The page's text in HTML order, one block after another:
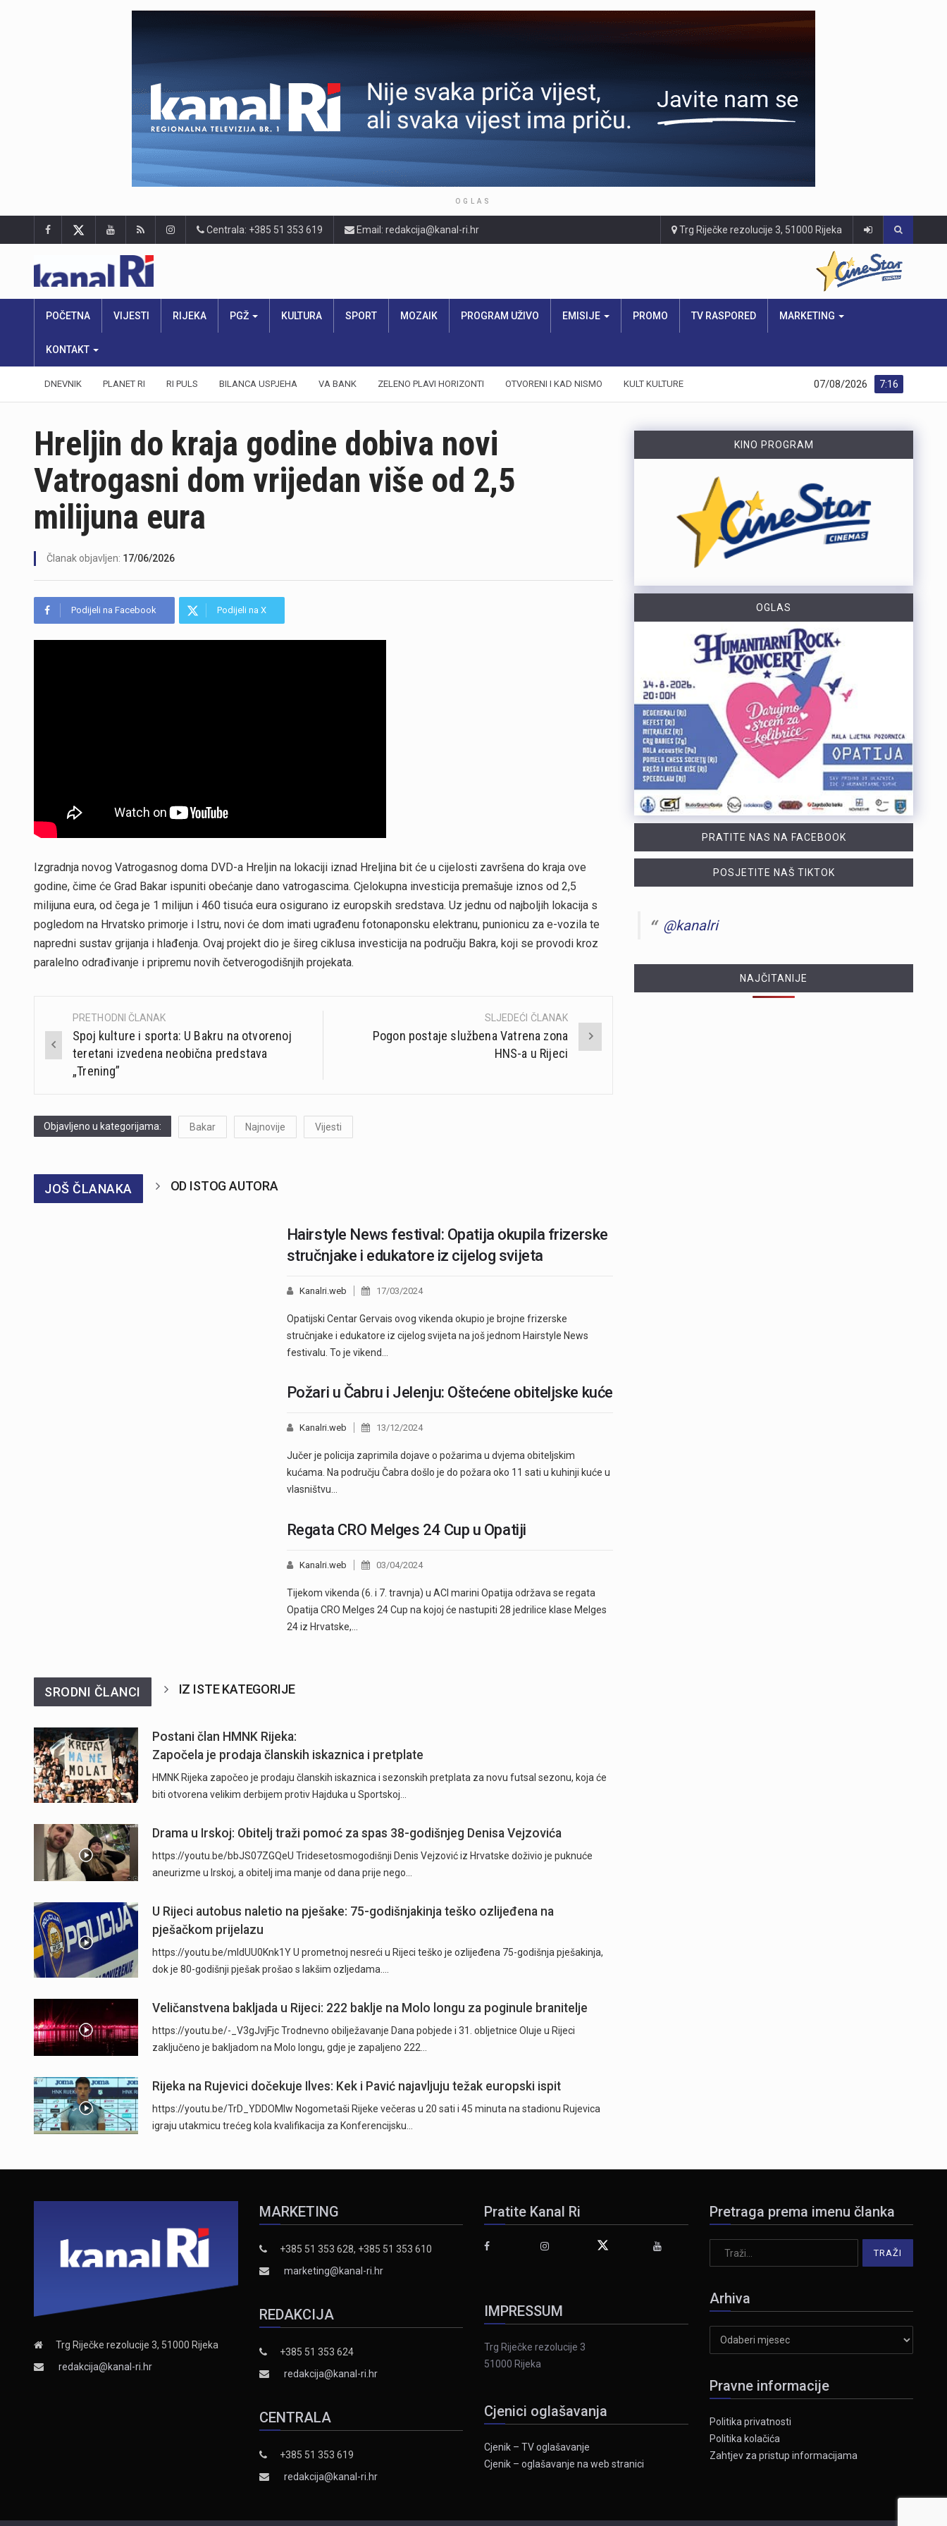
OGLAS
Centrala: +385 51 353 619 Email: redakcija@kanal-ri.hr Trg Riječke rezolucije 3, 51000 Rijeka
POČETNA VIJESTI RIJEKA PGŽ KULTURA SPORT MOZAIK PROGRAM UŽIVO EMISIJE PROMO TV RASPORED MARKETING
KONTAKT
DNEVNIK PLANET RI RI PULS BILANCA USPJEHA VA BANK ZELENO PLAVI HORIZONTI OTVORENI I KAD NISMO KULT KULTURE 7:16
07/08/2026
Hreljin do kraja godine dobiva novi
Vatrogasni dom vrijedan više od 2,5
milijuna eura
Članak objavljen: 17/06/2026
Podijeli na Facebook Podijeli na X
Izgradnja novog Vatrogasnog doma DVD-a Hreljin na lokaciji iznad Hreljina bit će u cijelosti završena do kraja ove
godine, čime će Grad Bakar ispuniti obećanje dano vatrogascima. Cjelokupna investicija premašuje iznos od 2,5
milijuna eura, od čega je 1 milijun i 460 tisuća eura osigurano iz europskih sredstava. Uz jednu od najboljih lokacija s
pogledom na Hrvatsko primorje i Istru, novi će dom imati ugrađenu fotonaponsku elektranu, punionicu za e-vozila te
napredni sustav grijanja i hlađenja. Ovaj projekt dio je šireg ciklusa investicija na području Bakra, koji se provodi kroz
paralelno odrađivanje i pripremu novih četverogodišnjih projekata.
Post
navigation
PRETHODNI ČLANAK
Spoj kulture i sporta: U Bakru na otvorenoj
teretani izvedena neobična predstava
„Trening”
SLJEDEĆI ČLANAK
Pogon postaje službena Vatrena zona
HNS-a u Rijeci
Objavljeno u kategorijama: Bakar Najnovije Vijesti
JOŠ ČLANAKA OD ISTOG AUTORA
Hairstyle News festival: Opatija okupila frizerske
stručnjake i edukatore iz cijelog svijeta
Kanalri.web 17/03/2024
Opatijski Centar Gervais ovog vikenda okupio je brojne frizerske
stručnjake i edukatore iz cijelog svijeta na još jednom Hairstyle News
festivalu. To je vikend…
Požari u Čabru i Jelenju: Oštećene obiteljske kuće
Kanalri.web 13/12/2024
Jučer je policija zaprimila dojave o požarima u dvjema obiteljskim
kućama. Na području Čabra došlo je do požara oko 11 sati u kuhinji kuće u
vlasništvu…
Regata CRO Melges 24 Cup u Opatiji
Kanalri.web 03/04/2024
Tijekom vikenda (6. i 7. travnja) u ACI marini Opatija održava se regata
Opatija CRO Melges 24 Cup na kojoj će nastupiti 28 jedrilice klase Melges
24 iz Hrvatske,…
SRODNI ČLANCI IZ ISTE KATEGORIJE
Započela je prodaja
članskih iskaznica i
pretplate" />
Postani član HMNK Rijeka:
Započela je prodaja članskih iskaznica i pretplate
HMNK Rijeka započeo je prodaju članskih iskaznica i sezonskih pretplata za novu futsal sezonu, koja će
biti otvorena velikim derbijem protiv Hajduka u Sportskoj…
Drama u Irskoj: Obitelj traži pomoć za spas 38-godišnjeg Denisa Vejzovića
https://youtu.be/bbJS07ZGQeU Tridesetosmogodišnji Denis Vejzović iz Hrvatske doživio je puknuće
aneurizme u Irskoj, a obitelj ima manje od dana prije nego…
U Rijeci autobus naletio na pješake: 75-godišnjakinja teško ozlijeđena na
pješačkom prijelazu
https://youtu.be/mldUU0Knk1Y U prometnoj nesreći u Rijeci teško je ozlijeđena 75-godišnja pješakinja,
dok je 80-godišnji pješak prošao s lakšim ozljedama.…
Veličanstvena bakljada u Rijeci: 222 baklje na Molo longu za poginule branitelje
https://youtu.be/-_V3gJvjFjc Trodnevno obilježavanje Dana pobjede i 31. obljetnice Oluje u Rijeci
zaključeno je bakljadom na Molo longu, gdje je zapaljeno 222…
Rijeka na Rujevici dočekuje Ilves: Kek i Pavić najavljuju težak europski ispit
https://youtu.be/TrD_YDDOMIw Nogometaši Rijeke večeras u 20 sati i 45 minuta na stadionu Rujevica
igraju utakmicu trećeg kola kvalifikacija za Konferencijsku…
KINO PROGRAM
OGLAS
PRATITE NAS NA FACEBOOK
POSJETITE NAŠ TIKTOK
@kanalri
NAJČITANIJE
Trg Riječke rezolucije 3, 51000 Rijeka
redakcija@kanal-ri.hr
MARKETING
+385 51 353 628, +385 51 353 610
marketing@kanal-ri.hr
REDAKCIJA
+385 51 353 624
redakcija@kanal-ri.hr
CENTRALA
+385 51 353 619
redakcija@kanal-ri.hr
Pratite Kanal Ri
IMPRESSUM
Trg Riječke rezolucije 3
51000 Rijeka
Cjenici oglašavanja
Cjenik – TV oglašavanje
Cjenik – oglašavanje na web stranici
Pretraga prema imenu članka
Arhiva
Pravne informacije
Politika privatnosti
Politika kolačića
Zahtjev za pristup informacijama